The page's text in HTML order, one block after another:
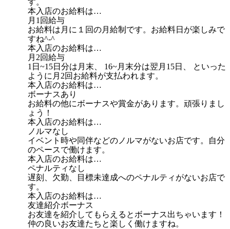
本入店のお給料は…
月1回給与
お給料は月に１回の月給制です。お給料日が楽しみで
すね^-^
本入店のお給料は…
月2回給与
1日~15日分は月末、 16~月末分は翌月15日、 といった
ように月2回お給料が支払われます。
本入店のお給料は…
ボーナスあり
お給料の他にボーナスや賞金があります。頑張りまし
ょう！
本入店のお給料は…
ノルマなし
イベント時や同伴などのノルマがないお店です。自分
のペースで働けます。
本入店のお給料は…
ペナルティなし
遅刻、欠勤、目標未達成へのペナルティがないお店で
す。
本入店のお給料は…
友達紹介ボーナス
お友達を紹介してもらえるとボーナス出ちゃいます！
仲の良いお友達たちと楽しく働けますね。